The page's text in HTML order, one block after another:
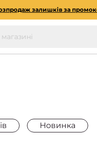
залишків за
Новинка